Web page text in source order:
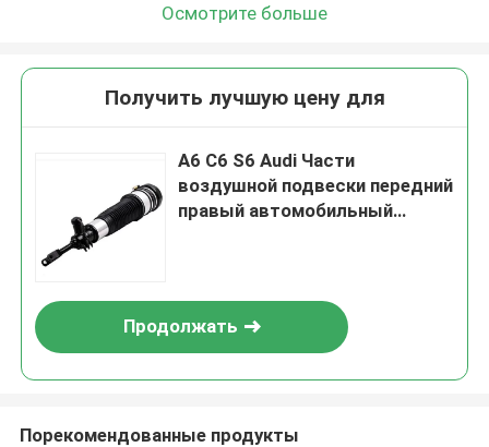
Осмотрите больше
Получить лучшую цену для
A6 C6 S6 Audi Части
воздушной подвески передний
правый автомобильный
Продолжать
Порекомендованные продукты